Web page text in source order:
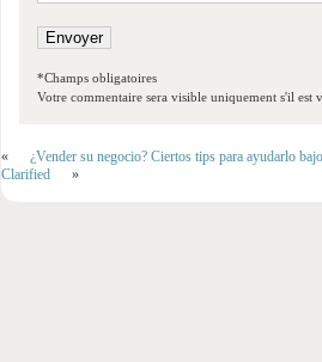
*Champs obligatoires
Votre commentaire sera visible uniquement s'il est
«
¿Vender su negocio? Ciertos tips para ayudarlo
Clarified
»